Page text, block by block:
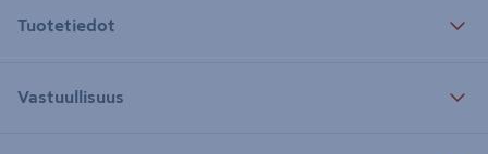
Tuotetiedot
Vastuullisuus